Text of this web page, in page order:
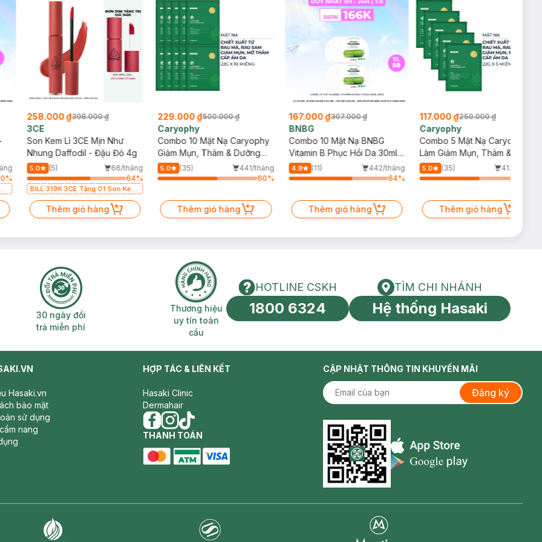
%
258.000 ₫398.000 ₫
3CE
Son Kem Lì 3CE Mịn Như
Nhung Daffodil - Đậu Đỏ 4g
5.0 (5)
66/tháng
64%
BILL 319K 3CE Tặng 01 Son Kem
Daffodil 1.5g (SL có hạn)
Thêm giỏ hàng
229.000 ₫500.000 ₫
Caryophy
Combo 10 Mặt Nạ Caryophy
Giảm Mụn, Thâm & Dưỡng
Ẩm Da 22g
5.0 (35)
441/tháng
60%
Thêm giỏ hàng
167.000 ₫307.000 ₫
BNBG
Combo 10 Mặt Nạ BNBG
Vitamin B Phục Hồi Da 30ml
(Mới)
4.9 (11)
442/tháng
64%
Thêm giỏ hàng
117.000 ₫250.000 ₫
Caryophy
Combo 5 Mặt Nạ Caryophy
Làm Giảm Mụn, Thâm &
Dưỡng Ẩm Da 22g
5.0 (35)
413/tháng
Thêm giỏ hàng
2H 30 ngày đổi trả miễn phí
30 ngày đổi
trả miễn phí
Thương hiệu uy tín toàn cầu
Thương hiệu
uy tín toàn
cầu
HOTLINE CSKH
HOTLINE CSKH
1800 6324
Tìm chi nhánh
TÌM CHI NHÁNH
Hệ thống Hasaki
Hasaki.vn
bảo mật
sử dụng
nang
HỢP TÁC & LIÊN KẾT
Hasaki Clinic
Dermahair
facebook
instagram
tiktok
THANH TOÁN
CẬP NHẬT THÔNG TIN KHUYẾN MÃI
Đăng ký
Appstore icon